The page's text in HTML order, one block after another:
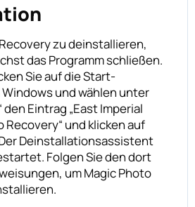
zu deinstallieren,
das Programm schließen.
Sie auf die Start-
und wählen unter
den Eintrag „East Imperial
und klicken auf
Deinstallationsassistent
Folgen Sie den dort
um Magic Photo